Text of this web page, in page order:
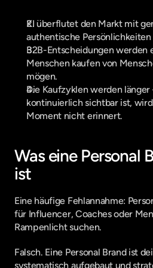
KI überflutet den Markt mit
authentische Persönlichkeiten
B2B-Entscheidungen
Menschen kaufen von
mögen.
Die Kaufzyklen werden
kontinuierlich sichtbar ist,
Moment nicht erinnert.
Was eine Personal
ist
Eine häufige Fehlannahme:
für Influencer, Coaches oder
Rampenlicht suchen.
Falsch. Eine Personal Brand ist
systematisch aufgebaut und